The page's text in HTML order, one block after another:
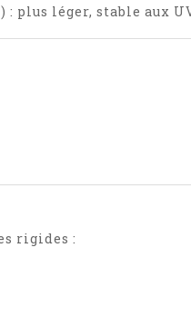
plus léger, stable aux
rigides :